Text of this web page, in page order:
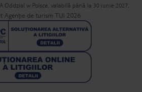
Oddzial w Polsce, valabilă până la 30 iunie 2027.
Agenție de turism TUI 2026